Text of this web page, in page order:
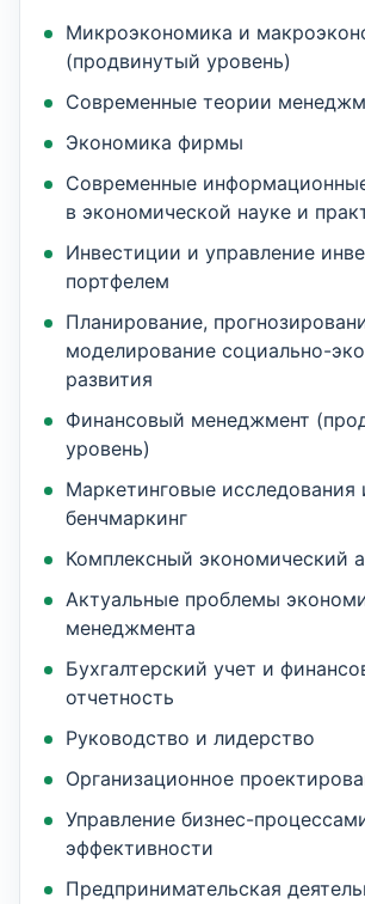
Микроэкономика и
(продвинутый уровень)
Современные теории
Экономика фирмы
Современные
в экономической науке и
Инвестиции и управление
портфелем
Планирование,
моделирование социально-
развития
Финансовый менеджмент
уровень)
Маркетинговые исследования
бенчмаркинг
Комплексный экономический
Актуальные проблемы
менеджмента
Бухгалтерский учет и
отчетность
Руководство и лидерство
Организационное
Управление бизнес-
эффективности
Предпринимательская